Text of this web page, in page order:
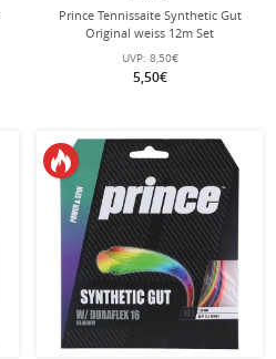
Prince Tennissaite Synthetic Gut
Original weiss 12m Set
UVP: 8,50€
5,50€